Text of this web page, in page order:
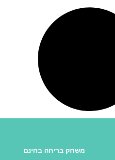
משחק בריחה בחינם